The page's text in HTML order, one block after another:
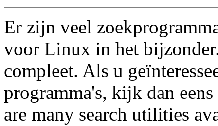
Er zijn veel
voor Linux in het
compleet. Als u
programma's, kijk dan
are many search utilities